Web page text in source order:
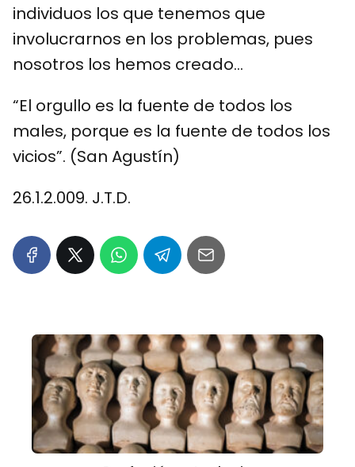
individuos los que tenemos que
involucrarnos en los problemas, pues
nosotros los hemos creado…
“El orgullo es la fuente de todos los
males, porque es la fuente de todos los
vicios”. (San Agustín)
26.1.2.009. J.T.D.